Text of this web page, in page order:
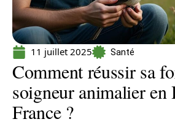
11 juillet 2025 Santé
Comment réussir sa
soigneur animalier en
France ?